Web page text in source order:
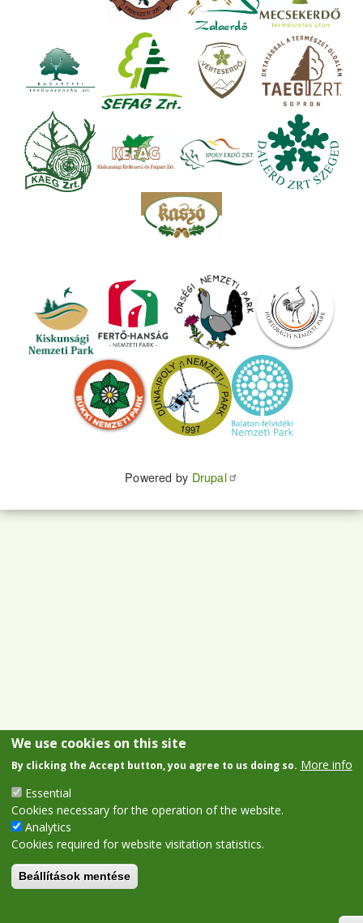
Powered by Drupal
We use cookies on this site
By clicking the Accept button, you agree to us doing so. More info
Essential
Cookies necessary for the operation of the website.
Analytics
Cookies required for website visitation statistics.
Beállítások mentése